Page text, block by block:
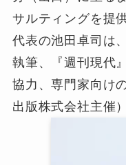
サルティングを提
代表の池田卓司は
執筆、『週刊現代
協力、専門家向け
出版株式会社主催